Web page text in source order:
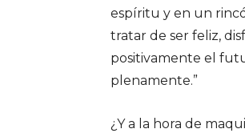
espíritu y en un
tratar de ser feliz,
positivamente el
plenamente.”
¿Y a la hora de